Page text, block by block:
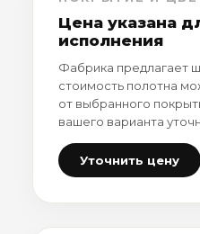
Цена указана
исполнения
Фабрика предлагает
стоимость полотна
от выбранного
вашего варианта
Уточнить цену